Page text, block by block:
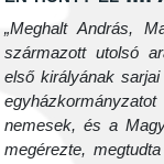
„Meghalt András,
származott utolsó
első királyának
nemesek, és a
megérezte,